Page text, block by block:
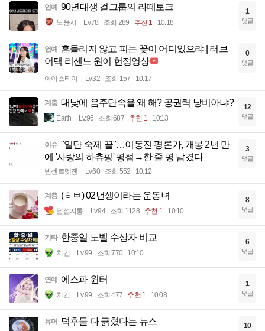
연예 90년대생 걸그룹의 라떼토크
노윤서 Lv.78 조회 289 추천 1 10:18
1
댓글
연예
흔들리지 않고 피는 꽃이 어디있으랴 | 러브
어택 리센느 원이 헌정영상
아이스티이 Lv.32 조회 157 10:17
0
댓글
계층 대낮에 음주단속을 왜 해? 공권력 낭비아냐?
Earth Lv.96 조회 687 추천 1 10:13
12
댓글
이슈 "일단 숙제 끝"…이동진 평론가, 개봉 2년 만
에 '사랑의 하츄핑' 평점→한 줄 평 남겼다
빈센트멧젠 Lv.60 조회 552 10:12
3
댓글
계층 (ㅎㅂ) 02년생이라는 운동녀
달섭지롱 Lv.94 조회 1128 추천 1 10:10
8
댓글
기타 한중일 노벨 수상자 비교
치킨 Lv.99 조회 770 10:10
6
댓글
연예 에스파 윈터
치킨 Lv.99 조회 477 추천 1 10:08
1
댓글
유머 덕후들 다 긁혔다는 뉴스 10